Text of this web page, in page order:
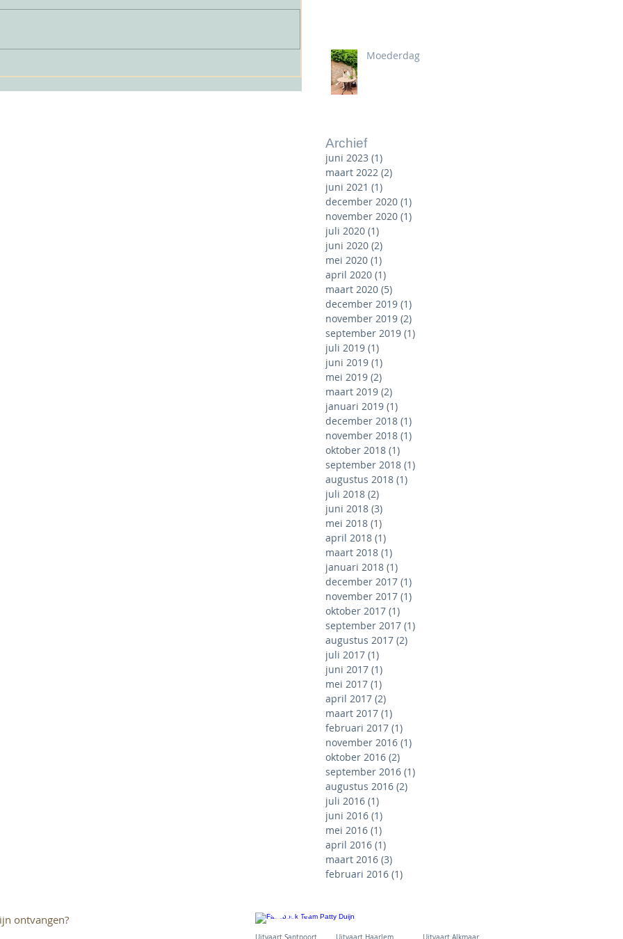
Moederdag
juni 2023 (1)
maart 2022 (2)
juni 2021 (1)
december 2020 (1)
november 2020 (1)
juli 2020 (1)
juni 2020 (2)
mei 2020 (1)
april 2020 (1)
maart 2020 (5)
december 2019 (1)
november 2019 (2)
september 2019 (1)
juli 2019 (1)
juni 2019 (1)
mei 2019 (2)
maart 2019 (2)
januari 2019 (1)
december 2018 (1)
november 2018 (1)
oktober 2018 (1)
september 2018 (1)
augustus 2018 (1)
juli 2018 (2)
juni 2018 (3)
mei 2018 (1)
april 2018 (1)
maart 2018 (1)
januari 2018 (1)
december 2017 (1)
november 2017 (1)
oktober 2017 (1)
september 2017 (1)
augustus 2017 (2)
juli 2017 (1)
juni 2017 (1)
mei 2017 (1)
april 2017 (2)
maart 2017 (1)
februari 2017 (1)
november 2016 (1)
oktober 2016 (2)
september 2016 (1)
augustus 2016 (2)
juli 2016 (1)
juni 2016 (1)
mei 2016 (1)
april 2016 (1)
maart 2016 (3)
februari 2016 (1)
Archief
ontvangen?